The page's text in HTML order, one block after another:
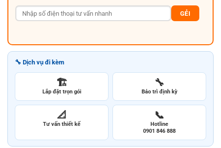
GẺI
🔧 Dịch vụ đi kèm
🏗️
Lắp đặt trọn gói
🔧
Bảo trì định kỳ
📐
Tư vấn thiết kế
📞
Hotline
0901 846 888